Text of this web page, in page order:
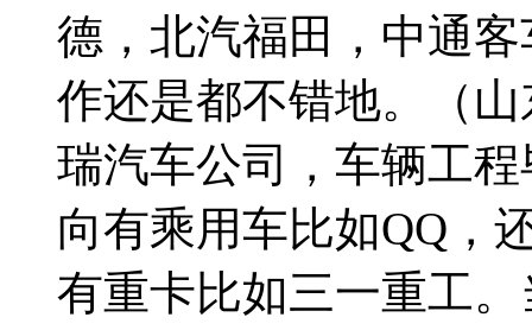
德，北汽福田，中通
作还是都不错地。（
瑞汽车公司，车辆工
向有乘用车比如QQ，
有重卡比如三一重工